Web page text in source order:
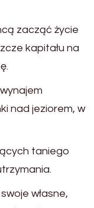
zacząć życie
kapitału na
nad jeziorem, w
taniego
własne,